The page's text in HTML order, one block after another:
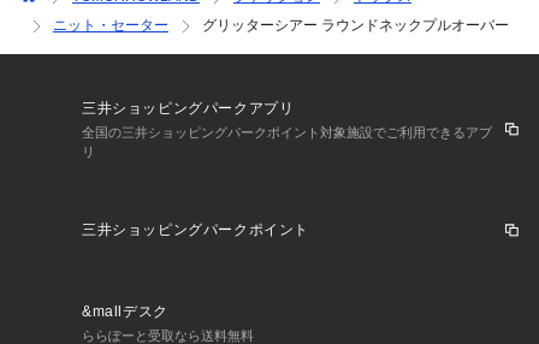
店舗にお問い合わせの際は、下記の商品番号をお申し付けくだ
さい。
商品番号:22-02-44-02003
※※大変デリケートな素材です。
素材表面の組織や糸質などから引っ掛けやすい為、やさしいお
取扱いをお願いします。
糸の構造上着用時にやや刺激感がありますので、お肌のデリケ
すので、洗濯表記などを良くご確認の上ご使用をお願いいたし
ニット・セーター
グリッターシアー ラウンドネックプルオーバー
三井ショッピングパークアプリ
全国の三井ショッピングパークポイント対象施設でご利用できるアプ
リ
三井ショッピングパークポイント
&mallデスク
ららぽーと受取なら送料無料